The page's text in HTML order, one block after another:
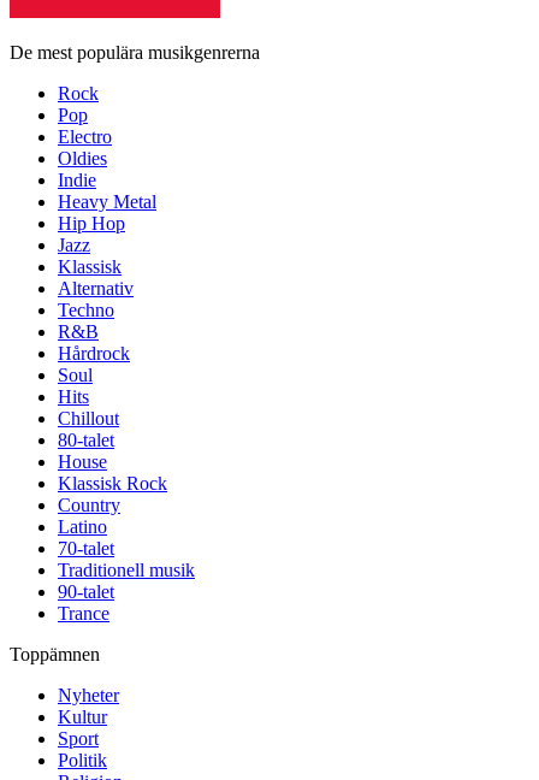
De mest populära musikgenrerna
Rock
Pop
Electro
Oldies
Indie
Heavy Metal
Hip Hop
Jazz
Klassisk
Alternativ
Techno
R&B
Hårdrock
Soul
Hits
Chillout
80-talet
House
Klassisk Rock
Country
Latino
70-talet
Traditionell musik
90-talet
Trance
Toppämnen
Nyheter
Kultur
Sport
Politik